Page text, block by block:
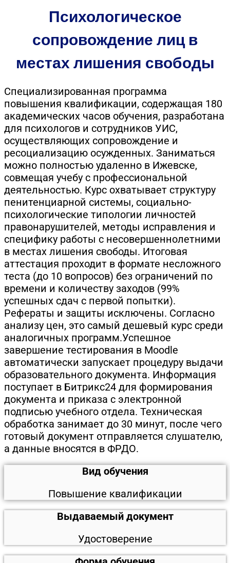
Психологическое
сопровождение лиц в
местах лишения свободы
Специализированная программа
повышения квалификации, содержащая 180
академических часов обучения, разработана
для психологов и сотрудников УИС,
осуществляющих сопровождение и
ресоциализацию осужденных. Заниматься
можно полностью удаленно в Ижевске,
совмещая учебу с профессиональной
деятельностью. Курс охватывает структуру
пенитенциарной системы, социально-
психологические типологии личностей
правонарушителей, методы исправления и
специфику работы с несовершеннолетними
в местах лишения свободы. Итоговая
аттестация проходит в формате несложного
теста (до 10 вопросов) без ограничений по
времени и количеству заходов (99%
успешных сдач с первой попытки).
Рефераты и защиты исключены. Согласно
анализу цен, это самый дешевый курс среди
аналогичных программ.Успешное
завершение тестирования в Moodle
автоматически запускает процедуру выдачи
образовательного документа. Информация
поступает в Битрикс24 для формирования
документа и приказа с электронной
подписью учебного отдела. Техническая
обработка занимает до 30 минут, после чего
готовый документ отправляется слушателю,
а данные вносятся в ФРДО.
Вид обучения
Повышение квалификации
Выдаваемый документ
Удостоверение